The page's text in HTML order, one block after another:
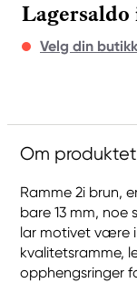
Velg din butikk
Om produktet
Ramme 2i brun,
bare 13 mm, noe
lar motivet være i
kvalitetsramme,
opphengsringer